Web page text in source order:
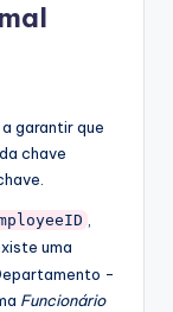
garantir que
chave
,
uma
-
Funcionário